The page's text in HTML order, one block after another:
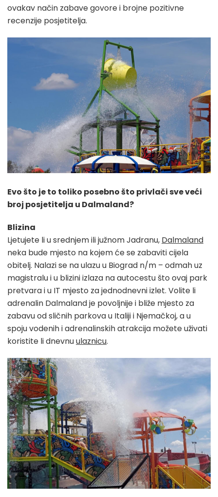
ovakav način zabave govore i brojne pozitivne
recenzije posjetitelja.
Evo što je to toliko posebno što privlači sve veći
broj posjetitelja u Dalmaland?
Blizina
Ljetujete li u srednjem ili južnom Jadranu, Dalmaland
neka bude mjesto na kojem će se zabaviti cijela
obitelj. Nalazi se na ulazu u Biograd n/m – odmah uz
magistralu i u blizini izlaza na autocestu što ovaj park
pretvara i u IT mjesto za jednodnevni izlet. Volite li
adrenalin Dalmaland je povoljnije i bliže mjesto za
zabavu od sličnih parkova u Italiji i Njemačkoj, a u
spoju vodenih i adrenalinskih atrakcija možete uživati
koristite li dnevnuulaznicu.